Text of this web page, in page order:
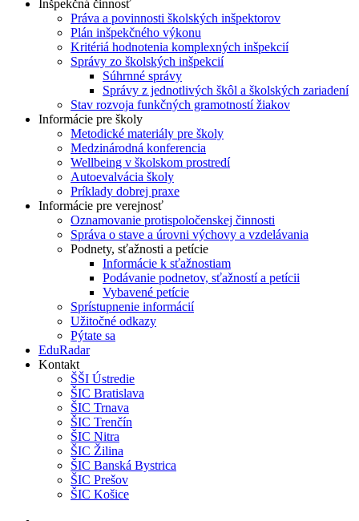
Inšpekčná činnosť
Práva a povinnosti školských inšpektorov
Plán inšpekčného výkonu
Kritériá hodnotenia komplexných inšpekcií
Správy zo školských inšpekcií
Súhrnné správy
Správy z jednotlivých škôl a školských zariadení
Stav rozvoja funkčných gramotností žiakov
Informácie pre školy
Metodické materiály pre školy
Medzinárodná konferencia
Wellbeing v školskom prostredí
Autoevalvácia školy
Príklady dobrej praxe
Informácie pre verejnosť
Oznamovanie protispoločenskej činnosti
Správa o stave a úrovni výchovy a vzdelávania
Podnety, sťažnosti a petície
Informácie k sťažnostiam
Podávanie podnetov, sťažností a petícii
Vybavené petície
Sprístupnenie informácií
Užitočné odkazy
Pýtate sa
EduRadar
Kontakt
ŠŠI Ústredie
ŠIC Bratislava
ŠIC Trnava
ŠIC Trenčín
ŠIC Nitra
ŠIC Žilina
ŠIC Banská Bystrica
ŠIC Prešov
ŠIC Košice